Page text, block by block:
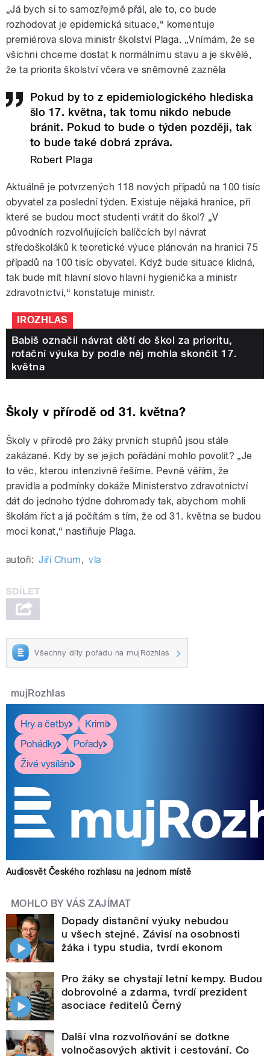
„Já bych si to samozřejmě přál, ale to, co bude
rozhodovat je epidemická situace,“ komentuje
premiérova slova ministr školství Plaga. „Vnímám, že se
všichni chceme dostat k normálnímu stavu a je skvělé,
že ta priorita školství včera ve sněmovně zazněla
Pokud by to z epidemiologického hlediska
šlo 17. května, tak tomu nikdo nebude
bránit. Pokud to bude o týden později, tak
to bude také dobrá zpráva.
Robert Plaga
Aktuálně je potvrzených 118 nových případů na 100 tisíc
obyvatel za poslední týden. Existuje nějaká hranice, při
které se budou moct studenti vrátit do škol? „V
původních rozvolňujících balíčcích byl návrat
středoškoláků k teoretické výuce plánován na hranici 75
případů na 100 tisíc obyvatel. Když bude situace klidná,
tak bude mít hlavní slovo hlavní hygienička a ministr
zdravotnictví,“ konstatuje ministr.
IROZHLAS
Babiš označil návrat dětí do škol za prioritu,
rotační výuka by podle něj mohla skončit 17.
května
Školy v přírodě od 31. května?
Školy v přírodě pro žáky prvních stupňů jsou stále
zakázané. Kdy by se jejich pořádání mohlo povolit? „Je
to věc, kterou intenzivně řešíme. Pevně věřím, že
pravidla a podmínky dokáže Ministerstvo zdravotnictví
dát do jednoho týdne dohromady tak, abychom mohli
školám říct a já počítám s tím, že od 31. května se budou
moci konat,“ nastiňuje Plaga.
autoři: Jiří Chum, vla
Všechny díly pořadu na mujRozhlas
mujRozhlas
Hry a četby
Krimi
Pohádky
Pořady
Živé vysílání
Audiosvět Českého rozhlasu na jednom místě
MOHLO BY VÁS ZAJÍMAT
Dopady distanční výuky nebudou
u všech stejné. Závisí na osobnosti
žáka i typu studia, tvrdí ekonom
Pro žáky se chystají letní kempy. Budou
dobrovolné a zdarma, tvrdí prezident
asociace ředitelů Černý
Další vlna rozvolňování se dotkne
volnočasových aktivit i cestování. Co